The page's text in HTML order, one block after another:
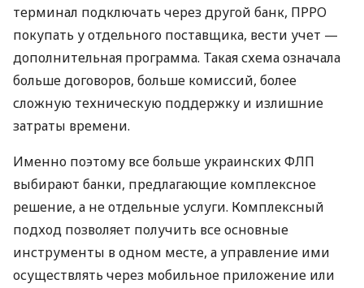
терминал подключать через другой банк, ПРРО
покупать у отдельного поставщика, вести учет —
дополнительная программа. Такая схема означала
больше договоров, больше комиссий, более
сложную техническую поддержку и излишние
затраты времени.
Именно поэтому все больше украинских ФЛП
выбирают банки, предлагающие комплексное
решение, а не отдельные услуги. Комплексный
подход позволяет получить все основные
инструменты в одном месте, а управление ими
осуществлять через мобильное приложение или